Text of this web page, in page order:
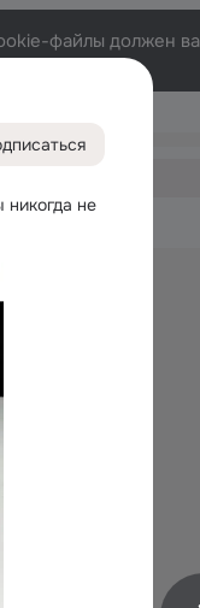
не
файлы должен